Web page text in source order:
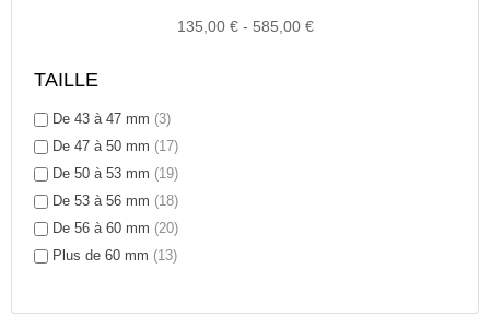
135,00 € - 585,00 €
TAILLE
De 43 à 47 mm (3)
De 47 à 50 mm (17)
De 50 à 53 mm (19)
De 53 à 56 mm (18)
De 56 à 60 mm (20)
Plus de 60 mm (13)